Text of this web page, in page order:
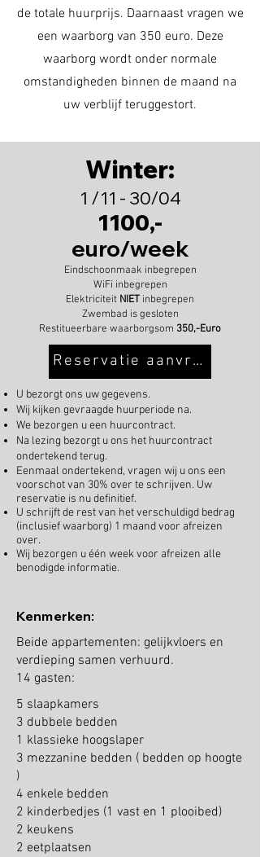
de totale huurprijs. Daarnaast vragen we
een waarborg van 350 euro. Deze
waarborg wordt onder normale
omstandigheden binnen de maand na
uw verblijf teruggestort.
Winter:
1 /11 - 30/04
1100,-
euro/week
Eindschoonmaak inbegrepen
WiFi inbegrepen
Elektriciteit NIET inbegrepen
Zwembad is gesloten
Restitueerbare waarborgsom 350,-Euro
Reservatie aanvragen
U bezorgt ons uw gegevens.
Wij kijken gevraagde huurperiode na.
We bezorgen u een huurcontract.
Na lezing bezorgt u ons het huurcontract
ondertekend terug.
Eenmaal ondertekend, vragen wij u ons een
voorschot van 30% over te schrijven. Uw
reservatie is nu definitief.
U schrijft de rest van het verschuldigd bedrag
(inclusief waarborg) 1 maand voor afreizen
over.
Wij bezorgen u één week voor afreizen alle
benodigde informatie.
Kenmerken:
Beide appartementen: gelijkvloers en
verdieping samen verhuurd.
14 gasten:
5 slaapkamers
3 dubbele bedden
1 klassieke hoogslaper
3 mezzanine bedden ( bedden op hoogte
)
4 enkele bedden
2 kinderbedjes (1 vast en 1 plooibed)
2 keukens
2 eetplaatsen